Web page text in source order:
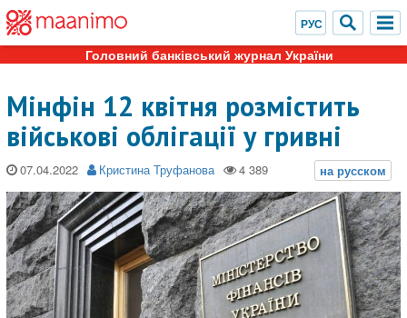
Головний банківський журнал України
Мінфін 12 квітня розмістить
військові облігації у гривні
07.04.2022 Кристина Труфанова